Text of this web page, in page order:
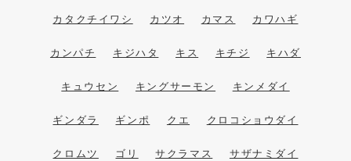
カタクチイワシ カツオ カマス カワハギ
カンパチ キジハタ キス キチジ キハダ
キュウセン キングサーモン キンメダイ
ギンダラ ギンポ クエ クロコショウダイ
クロムツ ゴリ サクラマス サザナミダイ